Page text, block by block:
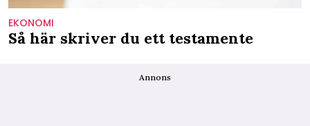
EKONOMI
Så här skriver du ett testamente
Annons